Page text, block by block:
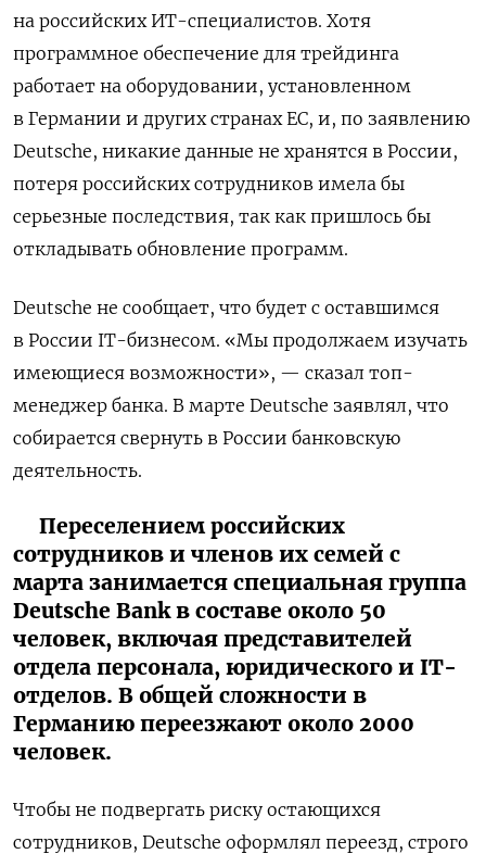
на российских ИТ-специалистов. Хотя
программное обеспечение для трейдинга
работает на оборудовании, установленном
в Германии и других странах ЕС, и, по заявлению
Deutsche, никакие данные не хранятся в России,
потеря российских сотрудников имела бы
серьезные последствия, так как пришлось бы
откладывать обновление программ.
Deutsche не сообщает, что будет с оставшимся
в России IT-бизнесом. «Мы продолжаем изучать
имеющиеся возможности», — сказал топ-
менеджер банка. В марте Deutsche заявлял, что
собирается свернуть в России банковскую
деятельность.
Переселением российских
сотрудников и членов их семей с
марта занимается специальная группа
Deutsche Bank в составе около 50
человек, включая представителей
отдела персонала, юридического и IT-
отделов. В общей сложности в
Германию переезжают около 2000
человек.
Чтобы не подвергать риску остающихся
сотрудников, Deutsche оформлял переезд, строго